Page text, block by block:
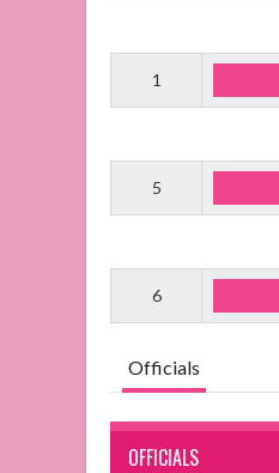
1
5
6
Officials
OFFICIALS